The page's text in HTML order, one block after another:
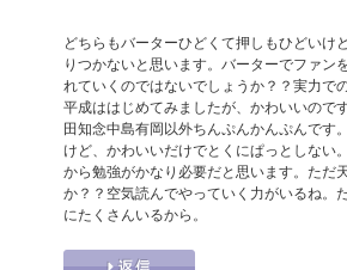
どちらもバーターひどくて押しもひどいけ
りつかないと思います。バーターでファン
れていくのではないでしょうか？？実力で
平成ははじめてみましたが、かわいいので
田知念中島有岡以外ちんぷんかんぷんです
けど、かわいいだけでとくにぱっとしない
から勉強がかなり必要だと思います。ただ
か？？空気読んでやっていく力がいるね。
にたくさんいるから。